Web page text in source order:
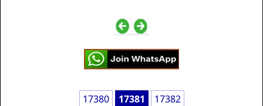
17380 17381
17382